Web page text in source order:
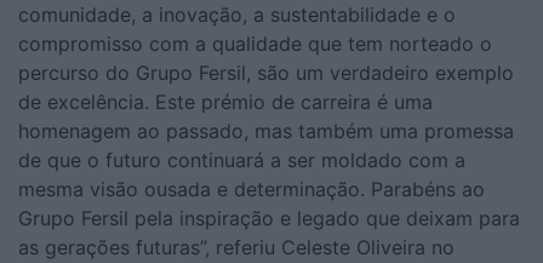
comunidade, a inovação, a sustentabilidade e o
compromisso com a qualidade que tem norteado o
percurso do Grupo Fersil, são um verdadeiro exemplo
de excelência. Este prémio de carreira é uma
homenagem ao passado, mas também uma promessa
de que o futuro continuará a ser moldado com a
mesma visão ousada e determinação. Parabéns ao
Grupo Fersil pela inspiração e legado que deixam para
as gerações futuras”, referiu Celeste Oliveira no